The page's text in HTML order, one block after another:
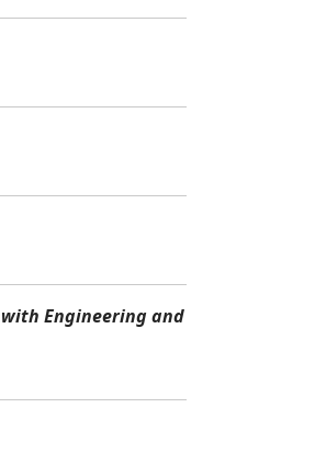
with Engineering and